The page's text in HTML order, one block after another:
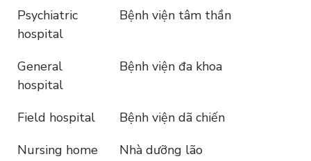
Psychiatric
hospital
Bệnh viện tâm thần
General
hospital
Bệnh viện đa khoa
Field hospital
Bệnh viện dã chiến
Nursing home
Nhà dưỡng lão